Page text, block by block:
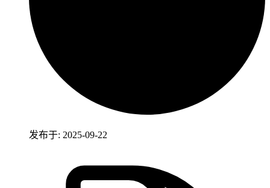
发布于: 2025-09-22